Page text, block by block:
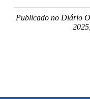
Publicado no Diário